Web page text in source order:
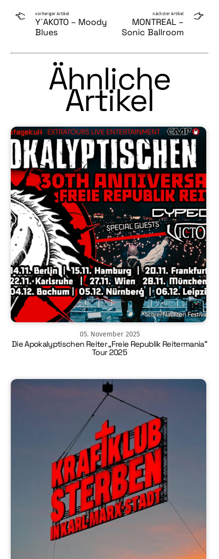
vorheriger Artikel
Y`AKOTO – Moody
Blues
nächster Artikel
MONTREAL –
Sonic Ballroom
Ähnliche
Artikel
05. November 2025
Die Apokalyptischen Reiter „Freie Republik Reitermania“
Tour 2025